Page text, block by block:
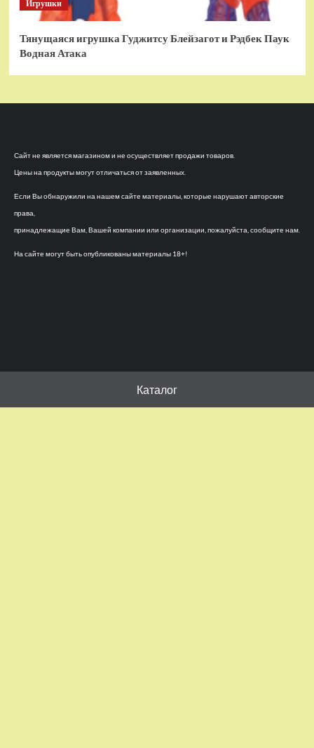
Игрушки
Тянущаяся игрушка Гуджитсу Блейзагот и Рэдбек Паук
Водная Атака
Сайт не является магазином и не осуществляет продажи товаров.
Цены на продукты могут отличаться от заявленных.
Если Вы обнаружили на нашем сайте материалы, которые нарушают авторские
права,
принадлежащие Вам, Вашей компании или организации, пожалуйста, сообщите нам.
На сайте могут быть опубликованы материалы 18+!
Каталог